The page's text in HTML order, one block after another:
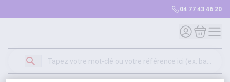
04 77 43 46 20
Mon compte
Mon